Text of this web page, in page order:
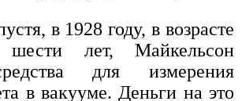
в 1928 году, в возрасте
шести лет, Майкельсон
для измерения
в вакууме. Деньги на это